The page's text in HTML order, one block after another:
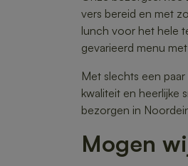
vers bereid en met
lunch voor het hele
gevarieerd menu
Met slechts een
kwaliteit en heerlijke
bezorgen in
Mogen